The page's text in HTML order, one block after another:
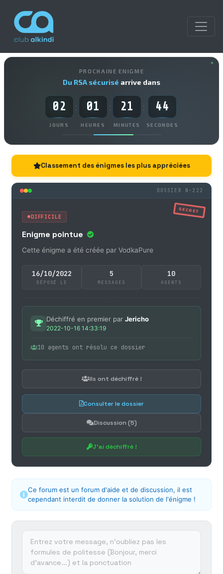
PROCHAINE ENIGME
Du RSA sécurisé arrive dans
02
JOURS
: 01
HEURES
: 21
MINUTES
: 43
SECONDES
Classement des énigmes les plus appréciées
DOSSIER N-222
SECRET
DIFFICILE
Enigme pointue
Cette énigme a été créée par VodkaPure
16/10/2022
DÉPOSÉ LE
5
MESSAGES
10
AGENTS
Déchiffré en premier par Jericho
2022-10-16 14:33:19
10 agents ont résolu ce dossier
Ils ont déchiffré !
Consulter le dossier
Discussion (5)
J'ai déchiffré !
Ce forum est un forum d'aide et de discussion, il est
cependant interdit de donner la solution de l'énigme !